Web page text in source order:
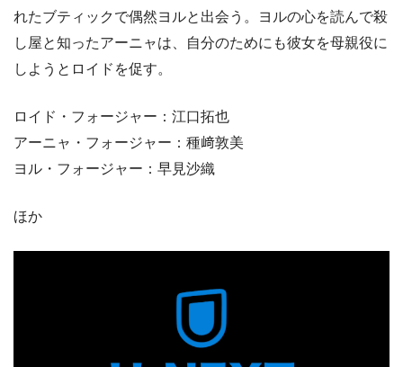
れたブティックで偶然ヨルと出会う。ヨルの心を読んで殺
し屋と知ったアーニャは、自分のためにも彼女を母親役に
しようとロイドを促す。
ロイド・フォージャー：江口拓也
アーニャ・フォージャー：種﨑敦美
ヨル・フォージャー：早見沙織
ほか